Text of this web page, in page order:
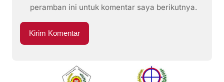
peramban ini untuk komentar saya berikutnya.